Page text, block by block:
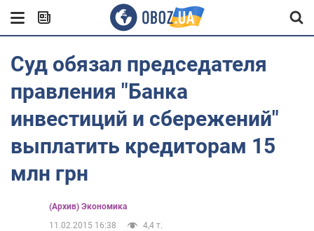
Суд обязал председателя
правления "Банка
инвестиций и сбережений"
выплатить кредиторам 15
млн грн
(Архив) Экономика
11.02.2015 16:38
4,4 т.